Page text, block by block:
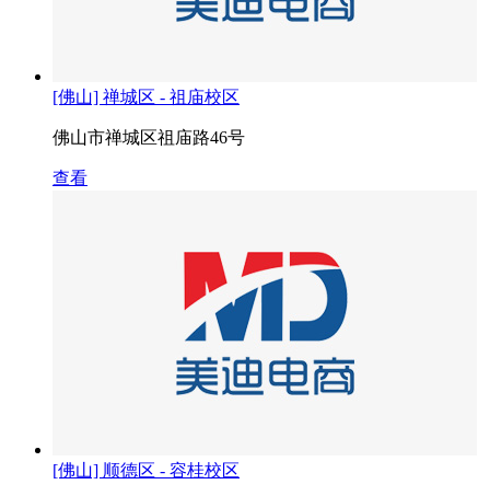
[佛山] 禅城区 - 祖庙校区
佛山市禅城区祖庙路46号
查看
[佛山] 顺德区 - 容桂校区